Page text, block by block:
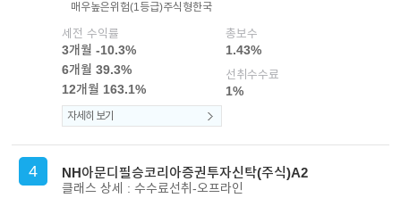
매우높은위험(1등급)주식형한국
세전 수익률
3개월 -10.3%
6개월 39.3%
12개월 163.1%
총보수
1.43%
선취수수료
1%
자세히 보기
4 NH아문디필승코리아증권투자신탁(주식)A2
클래스 상세 : 수수료선취-오프라인